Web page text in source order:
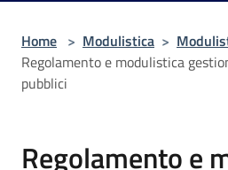
Home > Modulistica >
Regolamento e modulistica
pubblici
Regolamento e